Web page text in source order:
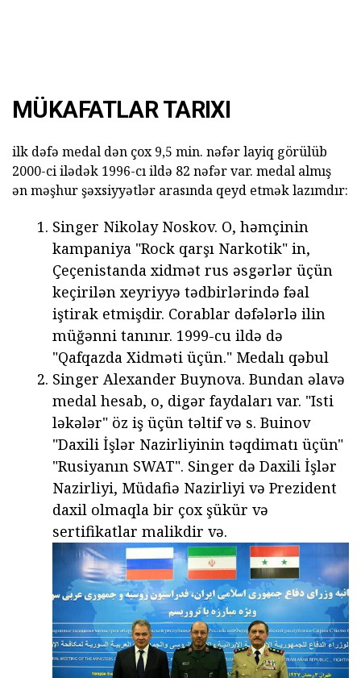
MÜKAFATLAR TARIXI
ilk dəfə medal dən çox 9,5 min. nəfər layiq görülüb
2000-ci ilədək 1996-cı ildə 82 nəfər var. medal almış
ən məşhur şəxsiyyətlər arasında qeyd etmək lazımdır:
Singer Nikolay Noskov. O, həmçinin
kampaniya "Rock qarşı Narkotik" in,
Çeçenistanda xidmət rus əsgərlər üçün
keçirilən xeyriyyə tədbirlərində fəal
iştirak etmişdir. Corablar dəfələrlə ilin
müğənni tanınır. 1999-cu ildə də
"Qafqazda Xidməti üçün." Medalı qəbul
Singer Alexander Buynova. Bundan əlavə
medal hesab, o, digər faydaları var. "Isti
ləkələr" öz iş üçün təltif və s. Buinov
"Daxili İşlər Nazirliyinin təqdimatı üçün"
"Rusiyanın SWAT". Singer də Daxili İşlər
Nazirliyi, Müdafiə Nazirliyi və Prezident
daxil olmaqla bir çox şükür və
sertifikatlar malikdir və.